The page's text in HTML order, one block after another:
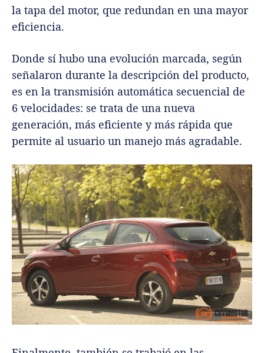
la tapa del motor, que redundan en una mayor
eficiencia.
Donde sí hubo una evolución marcada, según
señalaron durante la descripción del producto,
es en la transmisión automática secuencial de
6 velocidades: se trata de una nueva
generación, más eficiente y más rápida que
permite al usuario un manejo más agradable.